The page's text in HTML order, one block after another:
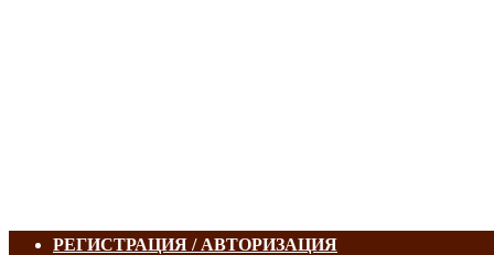
РЕГИСТРАЦИЯ / АВТОРИЗАЦИЯ